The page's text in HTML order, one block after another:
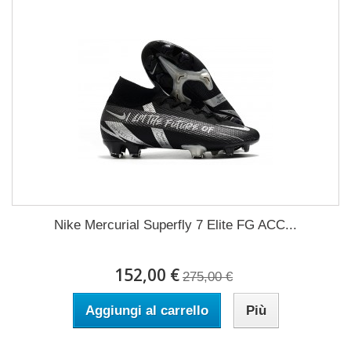
Nike Mercurial Superfly 7 Elite FG ACC...
152,00 € 275,00 €
Aggiungi al carrello Più